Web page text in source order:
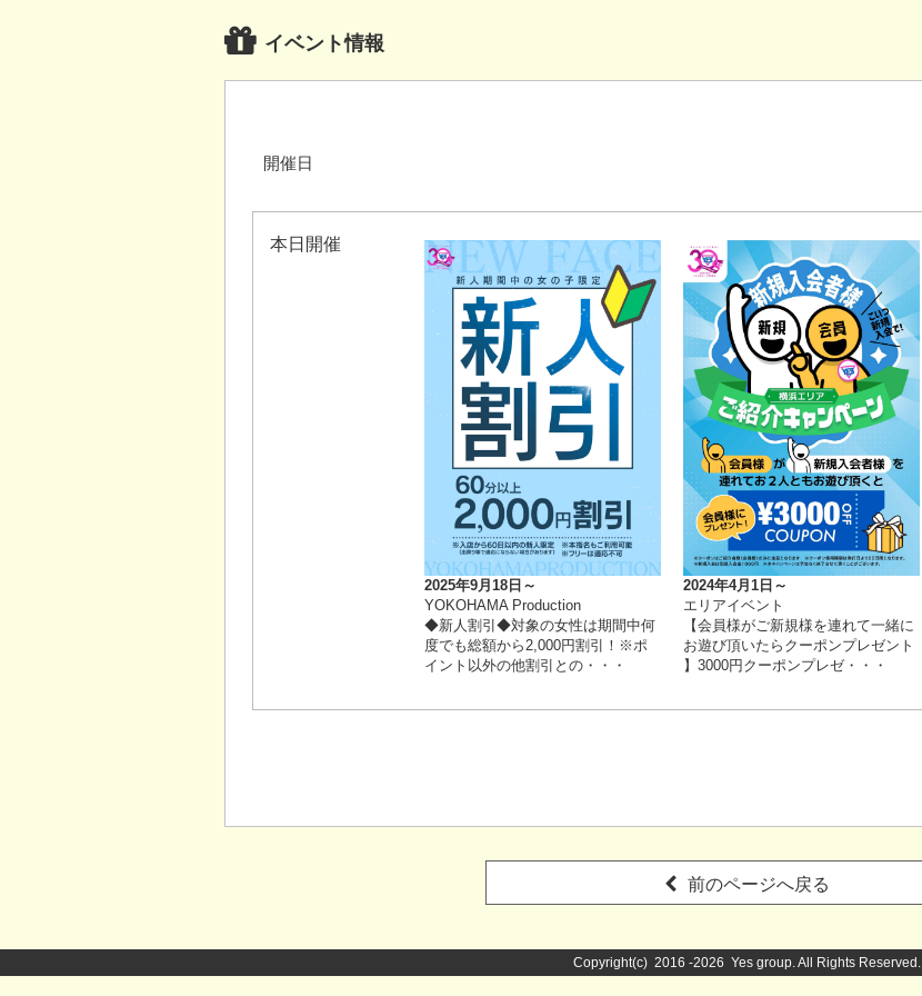
イベント情報
開催日
本日開催
2025年9月18日～
YOKOHAMA Production
◆新人割引◆対象の女性は期間中何
度でも総額から2,000円割引！※ポ
イント以外の他割引との・・・
2024年4月1日～
エリアイベント
【会員様がご新規様を連れて一緒に
お遊び頂いたらクーポンプレゼント
】3000円クーポンプレゼ・・・
前のページへ戻る
Copyright(c) 2016 -2026 Yes group. All Rights Reserved.